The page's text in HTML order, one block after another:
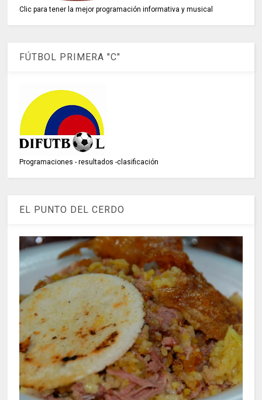
Clic para tener la mejor programación informativa y musical
FÚTBOL PRIMERA "C"
Programaciones - resultados -clasificación
EL PUNTO DEL CERDO